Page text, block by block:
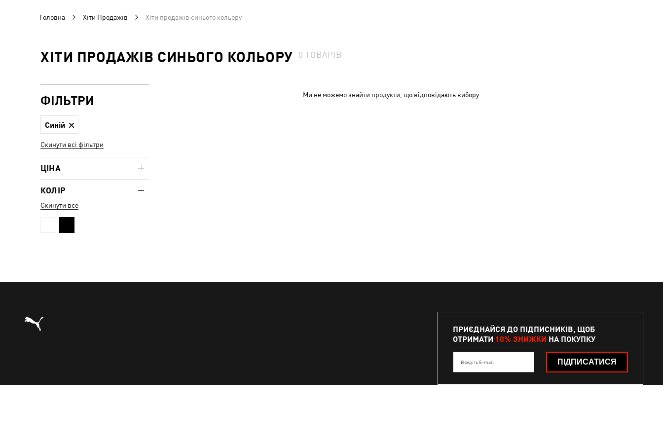
Головна Хіти Продажів Хіти продажів синього кольору
ХІТИ ПРОДАЖІВ СИНЬОГО КОЛЬОРУ 0ТОВАРІВ
Ми не можемо знайти продукти, що відповідають вибору
ФІЛЬТРИ
Синій
Скинути всі фільтри
ЦІНА
КОЛІР
Скинути все
ПРИЄДНАЙСЯ ДО ПІДПИСНИКІВ, ЩОБ
ОТРИМАТИ 10% ЗНИЖКИ НА ПОКУПКУ
Введіть E-mail ПІДПИСАТИСЯ